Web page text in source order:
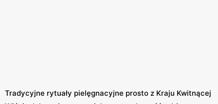
Tradycyjne rytuały pielęgnacyjne prosto z Kraju Kwitnącej